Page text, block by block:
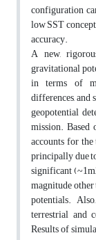
configuration
low SST
accuracy.
A new,
gravitational
in terms of
differences,
geopotential
mission. Based
accounts for
principally due
significant
magnitude
potentials.
terrestrial and
Results of